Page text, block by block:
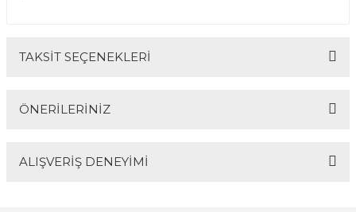
TAKSİT SEÇENEKLERİ
ÖNERİLERİNİZ
Bu ürünün fiyat bilgisi, resim, ürün açıklamalarında ve
ALIŞVERİŞ DENEYİMİ